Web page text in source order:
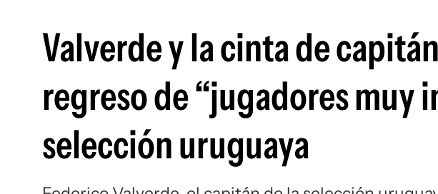
Valverde y la cinta de
regreso de “jugadores muy
selección uruguaya